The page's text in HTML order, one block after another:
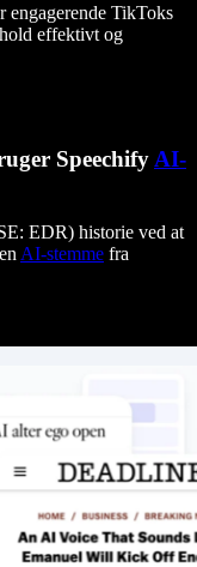
engagerende TikToks
effektivt og
SpeechifyAI-
EDR) historie ved at
AI-stemme fra